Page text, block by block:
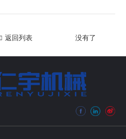
返回列表 没有了